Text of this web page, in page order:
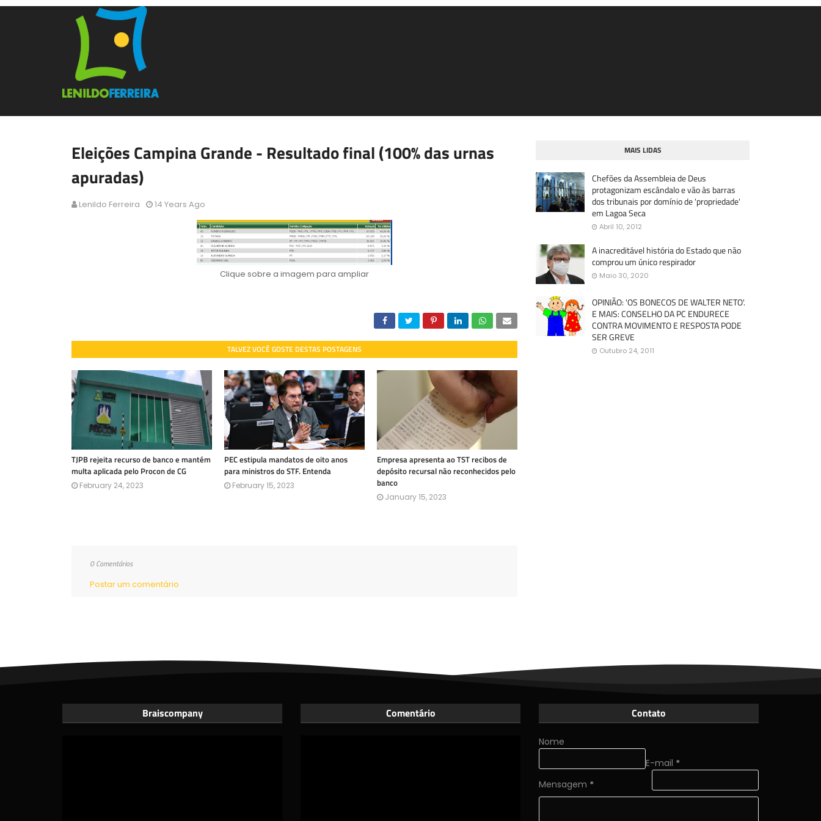
Eleições Campina Grande - Resultado final (100% das urnas
apuradas)
Lenildo Ferreira 14 Years Ago
Clique sobre a imagem para ampliar
TALVEZ VOCÊ GOSTE DESTAS POSTAGENS
TJPB rejeita recurso de banco e mantém
multa aplicada pelo Procon de CG
February 24, 2023
PEC estipula mandatos de oito anos
para ministros do STF. Entenda
February 15, 2023
Empresa apresenta ao TST recibos de
depósito recursal não reconhecidos pelo
banco
January 15, 2023
0 Comentários
Postar um comentário
MAIS LIDAS
Chefões da Assembleia de Deus
protagonizam escândalo e vão às barras
dos tribunais por domínio de 'propriedade'
em Lagoa Seca
Abril 10, 2012
A inacreditável história do Estado que não
comprou um único respirador
Maio 30, 2020
OPINIÃO: 'OS BONECOS DE WALTER NETO'.
E MAIS: CONSELHO DA PC ENDURECE
CONTRA MOVIMENTO E RESPOSTA PODE
SER GREVE
Outubro 24, 2011
Braiscompany Comentário Contato
Nome
E-mail *
Mensagem *